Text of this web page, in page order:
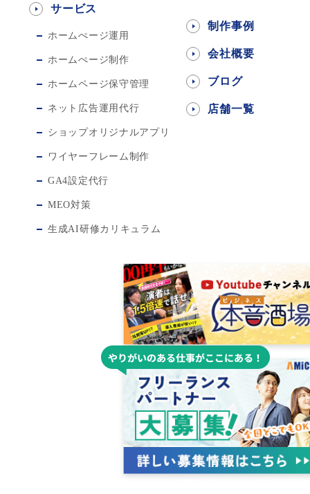
サービス
ホームぺージ運用
ホームぺージ制作
ホームページ保守管理
ネット広告運用代行
ショップオリジナルアプリ
ワイヤーフレーム制作
GA4設定代行
MEO対策
生成AI研修カリキュラム
制作事例
会社概要
ブログ
店舗一覧